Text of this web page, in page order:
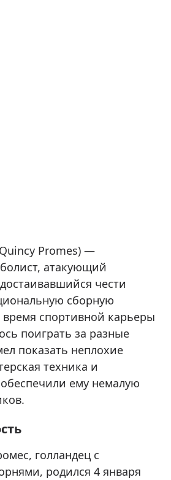
Promes) —
атакующий
чести
сборную
спортивной карьеры
поиграть за разные
показать неплохие
техника и
ему немалую
голландец с
родился 4 января